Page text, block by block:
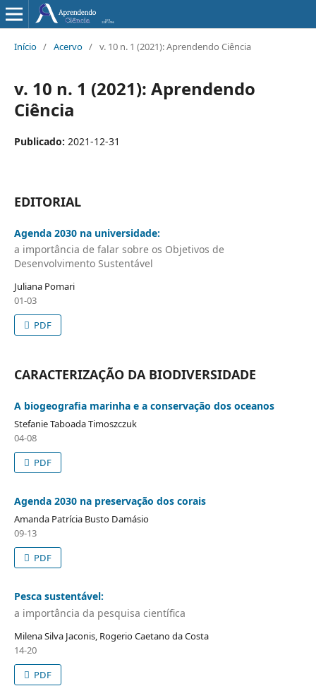
Início / Acervo / v. 10 n. 1 (2021): Aprendendo Ciência
v. 10 n. 1 (2021): Aprendendo
Ciência
Publicado: 2021-12-31
EDITORIAL
Agenda 2030 na universidade:
a importância de falar sobre os Objetivos de
Desenvolvimento Sustentável
Juliana Pomari
01-03
PDF
CARACTERIZAÇÃO DA BIODIVERSIDADE
A biogeografia marinha e a conservação dos oceanos
Stefanie Taboada Timoszczuk
04-08
PDF
Agenda 2030 na preservação dos corais
Amanda Patrícia Busto Damásio
09-13
PDF
Pesca sustentável:
a importância da pesquisa científica
Milena Silva Jaconis, Rogerio Caetano da Costa
14-20
PDF